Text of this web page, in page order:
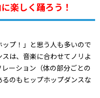
楽しく踊ろう！
ップ！」と思う人も多いので
は、音楽に合わせてノリよ
ーション（体の部分ごとの
のもヒップホップダンスな